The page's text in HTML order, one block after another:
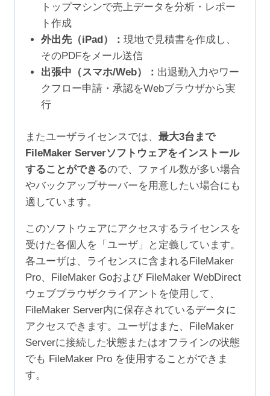
トップマシンで売上データを分析・レポー
ト作成
外出先（iPad）： 現地で見積書を作成し、
そのPDFをメール送信
出張中（スマホ/Web）： 出退勤入力やワー
クフロー申請・承認をWebブラウザから実
行
またユーザライセンスでは、 最大3台まで
FileMaker Serverソフトウェアをインストール
することができるので、ファイル数が多い場合
やバックアップサーバーを用意したい場合にも
適しています。
このソフトウェアにアクセスするライセンスを
受けた各個人を「ユーザ」と定義しています。
各ユーザは、ライセンスに含まれるFileMaker
Pro、FileMaker Goおよび FileMaker WebDirect
ウェブブラウザクライアントを使用して、
FileMaker Server内に保存されているデータに
アクセスできます。ユーザはまた、FileMaker
Serverに接続した状態またはオフラインの状態
でも FileMaker Pro を使用することができま
す。